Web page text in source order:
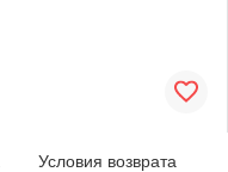
Условия возврата